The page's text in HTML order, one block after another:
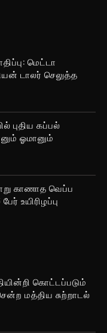
மெட்டா
டாலர் செலுத்த
புதிய கப்பல்
ஓமானும்
காணாத வெப்ப
உயிரிழப்பு
கொட்டப்படும்
மத்திய சுற்றாடல்